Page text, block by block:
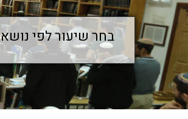
בחר שיעור לפי נושא
בחר שיעור לפי נושא